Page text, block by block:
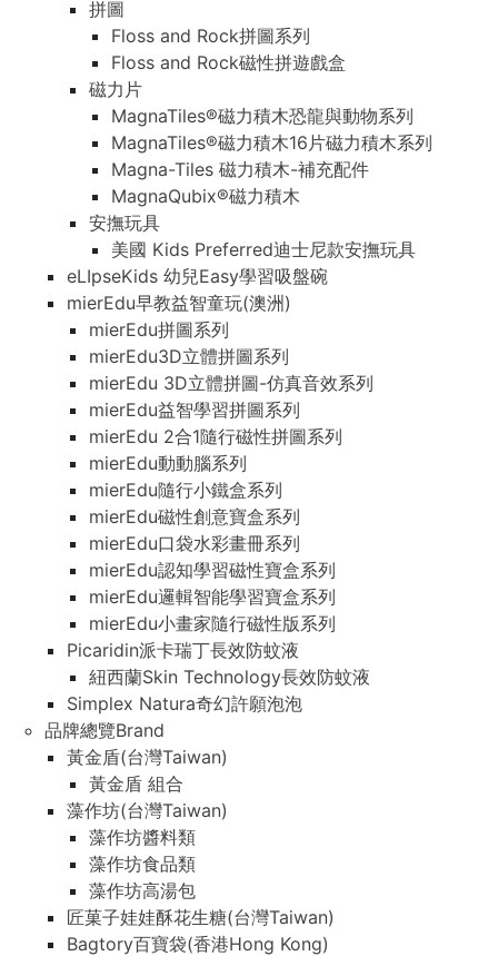
拼圖
Floss and Rock拼圖系列
Floss and Rock磁性拼遊戲盒
磁力片
MagnaTiles®磁力積木恐龍與動物系列
MagnaTiles®磁力積木16片磁力積木系列
Magna-Tiles 磁力積木-補充配件
MagnaQubix®磁力積木
安撫玩具
美國 Kids Preferred迪士尼款安撫玩具
eLIpseKids 幼兒Easy學習吸盤碗
mierEdu早教益智童玩(澳洲)
mierEdu拼圖系列
mierEdu3D立體拼圖系列
mierEdu 3D立體拼圖-仿真音效系列
mierEdu益智學習拼圖系列
mierEdu 2合1隨行磁性拼圖系列
mierEdu動動腦系列
mierEdu隨行小鐵盒系列
mierEdu磁性創意寶盒系列
mierEdu口袋水彩畫冊系列
mierEdu認知學習磁性寶盒系列
mierEdu邏輯智能學習寶盒系列
mierEdu小畫家隨行磁性版系列
Picaridin派卡瑞丁長效防蚊液
紐西蘭Skin Technology長效防蚊液
Simplex Natura奇幻許願泡泡
品牌總覽Brand
黃金盾(台灣Taiwan)
黃金盾 組合
藻作坊(台灣Taiwan)
藻作坊醬料類
藻作坊食品類
藻作坊高湯包
匠菓子娃娃酥花生糖(台灣Taiwan)
Bagtory百寶袋(香港Hong Kong)